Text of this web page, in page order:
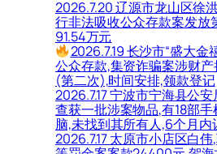
2026.7.20 辽源市龙山区徐
行非法吸收公众存款案发放
91.54万元
2026.7.19 长沙市“盛大金
公众存款,集资诈骗案涉财
(第二次),时间安排,领款登记
2026.7.17 宁波市宁海县公
查获一批涉案物品,有18部手
脑,未找到其所有人,6个月内
2026.7.17 太原市小店区白